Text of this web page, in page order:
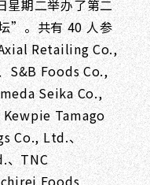
星期二举办了第二
”。共有 40 人参
Retailing Co.,
S&B Foods Co.,
Seika Co.,
Tamago
Co., Ltd.、
、TNC
Foods